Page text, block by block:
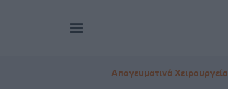
Απογευματινά Χειρουργεία